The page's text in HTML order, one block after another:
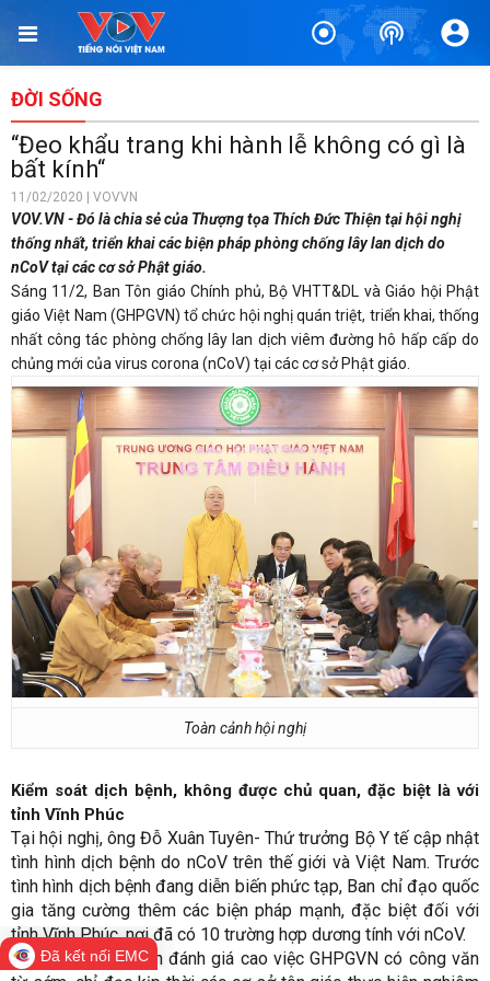
ĐỜI SỐNG
“Đeo khẩu trang khi hành lễ không có gì là
bất kính“
11/02/2020 | VOVVN
VOV.VN - Đó là chia sẻ của Thượng tọa Thích Đức Thiện tại hội nghị
thống nhất, triển khai các biện pháp phòng chống lây lan dịch do
nCoV tại các cơ sở Phật giáo.
Sáng 11/2, Ban Tôn giáo Chính phủ, Bộ VHTT&DL và Giáo hội Phật
giáo Việt Nam (GHPGVN) tổ chức hội nghị quán triệt, triển khai, thống
nhất công tác phòng chống lây lan dịch viêm đường hô hấp cấp do
chủng mới của virus corona (nCoV) tại các cơ sở Phật giáo.
Toàn cảnh hội nghị
Kiểm soát dịch bệnh, không được chủ quan, đặc biệt là với
tỉnh Vĩnh Phúc
Tại hội nghị, ông Đỗ Xuân Tuyên- Thứ trưởng Bộ Y tế cập nhật
tình hình dịch bệnh do nCoV trên thế giới và Việt Nam. Trước
tình hình dịch bệnh đang diễn biến phức tạp, Ban chỉ đạo quốc
gia tăng cường thêm các biện pháp mạnh, đặc biệt đối với
tỉnh Vĩnh Phúc, nơi đã có 10 trường hợp dương tính với nCoV.
Ông Đỗ Xuân Tuyên đánh giá cao việc GHPGVN có công văn
Đã kết nối EMC